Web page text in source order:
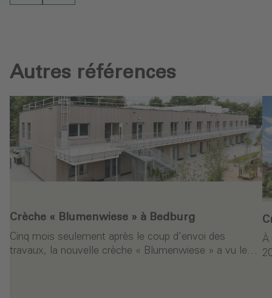
Autres références
Crèche « Blumenwiese » à Bedburg
Cinq mois seulement après le coup d'envoi des
travaux, la nouvelle crèche « Blumenwiese » a vu le…
À